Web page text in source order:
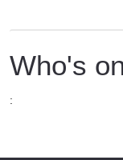
Who's
: